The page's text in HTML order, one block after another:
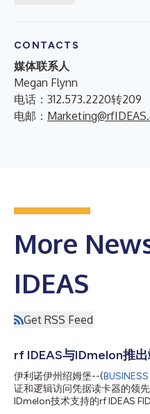
CONTACTS
媒体联系人
Megan Flynn
电话：312.573.2220转209
电邮：
More
IDEAS
Get RSS Feed
rf IDEAS与IDmelon推
伊利诺伊州绍姆堡--(BUSINESS
证和逻辑访问凭据读卡器的领
IDmelon技术支持的rf IDEAS